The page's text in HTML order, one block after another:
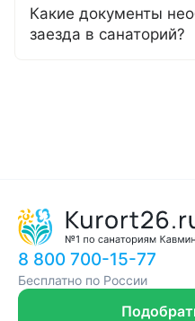
Какие документы
заезда в санаторий?
8 800 700-15-77
Бесплатно по России